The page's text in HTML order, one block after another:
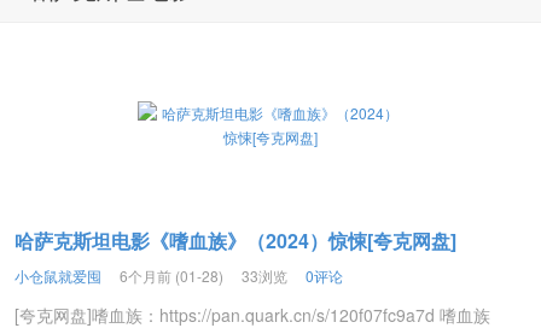
哈萨克斯坦电影《嗜血族》（2024）惊悚[夸克网盘]
小仓鼠就爱囤 6个月前 (01-28) 33浏览 0评论
[夸克网盘]嗜血族：https://pan.quark.cn/s/120f07fc9a7d 嗜血族